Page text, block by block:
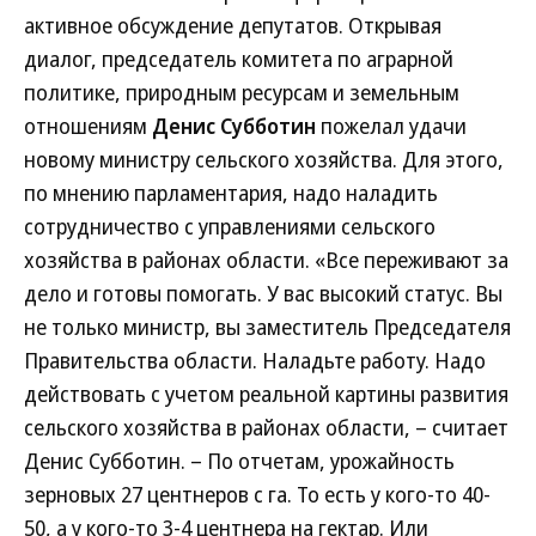
активное обсуждение депутатов. Открывая
диалог, председатель комитета по аграрной
политике, природным ресурсам и земельным
отношениям Денис Субботин пожелал удачи
новому министру сельского хозяйства. Для этого,
по мнению парламентария, надо наладить
сотрудничество с управлениями сельского
хозяйства в районах области. «Все переживают за
дело и готовы помогать. У вас высокий статус. Вы
не только министр, вы заместитель Председателя
Правительства области. Наладьте работу. Надо
действовать с учетом реальной картины развития
сельского хозяйства в районах области, – считает
Денис Субботин. – По отчетам, урожайность
зерновых 27 центнеров с га. То есть у кого-то 40-
50, а у кого-то 3-4 центнера на гектар. Или